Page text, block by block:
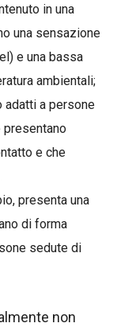
in una
una sensazione
e una bassa
ambientali;
adatti a persone
presentano
e che
presenta una
di forma
sedute di
non